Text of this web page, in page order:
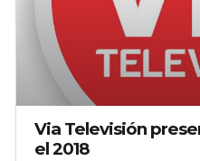
Via Televisión
el 2018